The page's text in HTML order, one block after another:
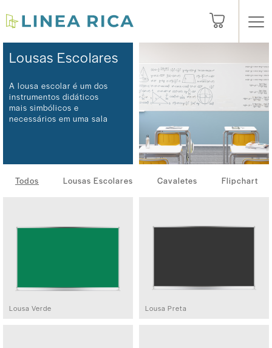
Lousas Escolares
A lousa escolar é um dos
instrumentos didáticos
mais simbólicos e
necessários em uma sala
medidas disponíveis.
Todos
Lousas Escolares Cavaletes Flipchart
Lousa Verde Lousa Preta